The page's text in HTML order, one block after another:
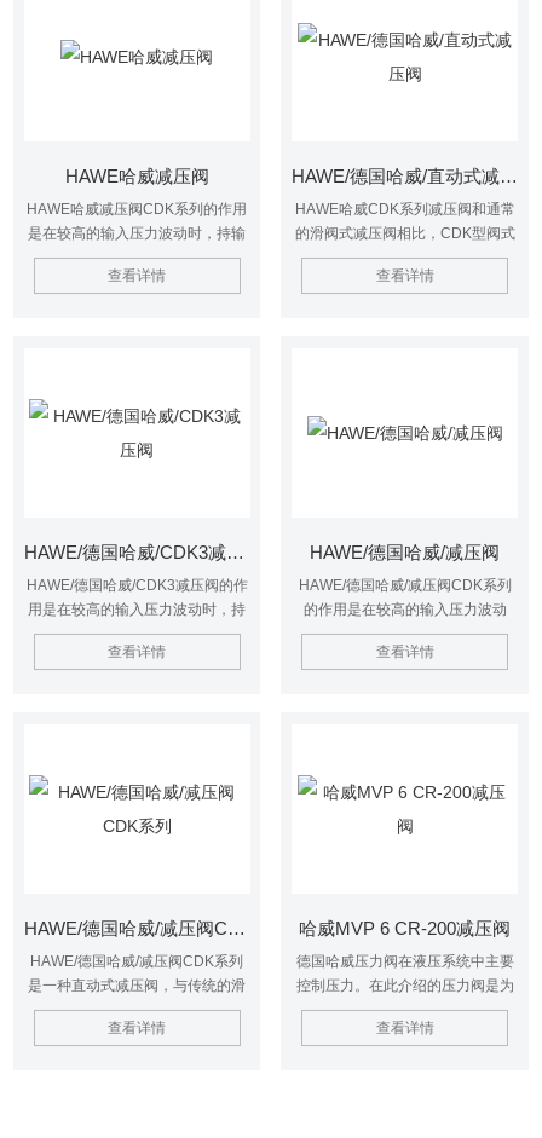
HAWE哈威减压阀
HAWE哈威减压阀CDK系列的作用
是在较高的输入压力波动时，持输
出压力基本恒定。凡需以较高压力
(初级回路)转换较低压力（次级回
查看详情
HAWE/德国哈威/直动式减压阀
HAWE哈威CDK系列减压阀和通常
的滑阀式减压阀相比，CDK型阀式
一种座阀式结构的二通阀，在关闭
状态下无泄露，不用接泄油管。
查看详情
HAWE/德国哈威/CDK3减压阀
HAWE/德国哈威/CDK3减压阀的作
用是在较高的输入压力波动时，持
输出压力基本恒定。凡需以较高压
力(初级回路)转换较低压力（次级
查看详情
HAWE/德国哈威/减压阀
HAWE/德国哈威/减压阀CDK系列
的作用是在较高的输入压力波动
时，持输出压力基本恒定。凡需以
较高压力(初级回路)转换较低压力
查看详情
HAWE/德国哈威/减压阀CDK系列
HAWE/德国哈威/减压阀CDK系列
是一种直动式减压阀，与传统的滑
阀式减压阀相比，CDK型二通减压
阀是一种截止式结构，所以在关闭
查看详情
哈威MVP 6 CR-200减压阀
德国哈威压力阀在液压系统中主要
控制压力。在此介绍的压力阀是为
如下作用而设计的:限压阀，(安全阀
或溢流阀):该阀防止液压系统超过允
查看详情